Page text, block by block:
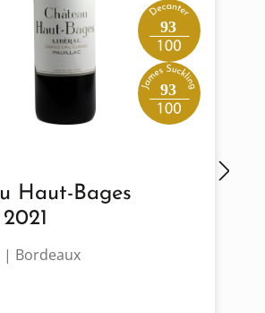
93
93
Haut-Bages
| Bordeaux